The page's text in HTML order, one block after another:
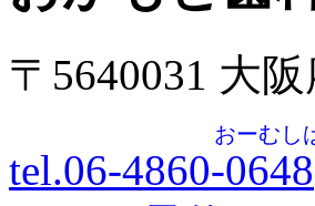
〒5640031 大
tel.06-4860-0648
おーむし